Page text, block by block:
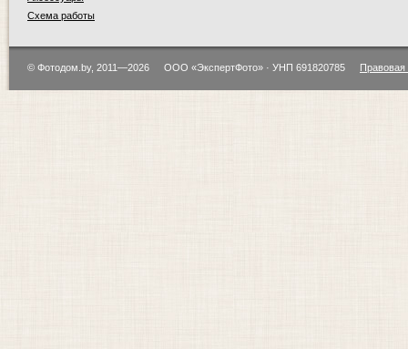
Схема работы
© Фотодом.by, 2011—2026 ООО «ЭкспертФото» · УНП 691820785